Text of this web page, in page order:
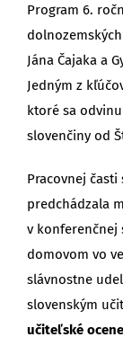
Program 6.
Jána Čajaka a
Jedným z
ktoré sa
slovenčiny od
Pracovnej
predchádzala
v konferenčnej
domovom vo
slávnostne
slovenským
učiteľské